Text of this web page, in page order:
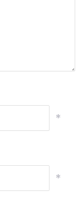
*
*